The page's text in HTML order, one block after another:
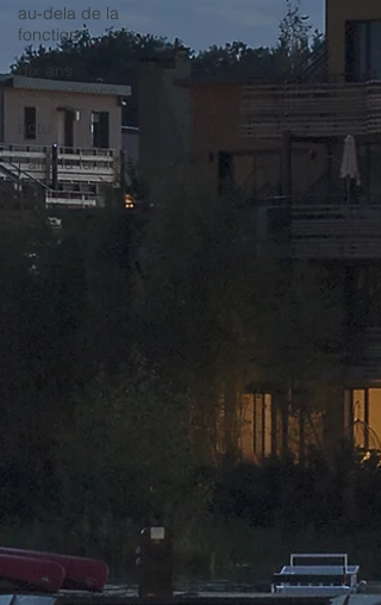
au-dela de la
fonction
dix ans
d'experience
actu
Faire la lumière